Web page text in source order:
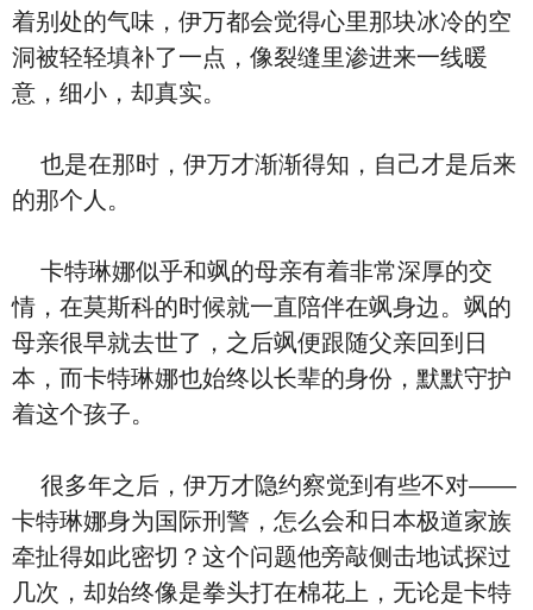
着别处的气味，伊万都会觉得心里那块冰冷的空
洞被轻轻填补了一点，像裂缝里渗进来一线暖
意，细小，却真实。
也是在那时，伊万才渐渐得知，自己才是后来
的那个人。
卡特琳娜似乎和飒的母亲有着非常深厚的交
情，在莫斯科的时候就一直陪伴在飒身边。飒的
母亲很早就去世了，之后飒便跟随父亲回到日
本，而卡特琳娜也始终以长辈的身份，默默守护
着这个孩子。
很多年之后，伊万才隐约察觉到有些不对——
卡特琳娜身为国际刑警，怎么会和日本极道家族
牵扯得如此密切？这个问题他旁敲侧击地试探过
几次，却始终像是拳头打在棉花上，无论是卡特